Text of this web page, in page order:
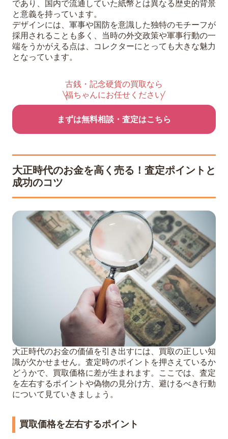
であり、国内で流通していた紙幣とは異なる歴史的背景
と意義を持っています。
デザインには、軍事や国防を意識した独特のモチーフが
採用されることも多く、当時の外交政策や軍事行動の一
端をうかがえる点は、コレクターにとっても大きな魅力
となっています。
古銭・記念硬貨の買取なら
福ちゃんにお任せください
まずは無料相談・査定はこちら
大正時代のお金を高く売る！査定ポイントと
成功のコツ
大正時代のお金の価値を引き出すには、買取の正しい知
識が欠かせません。査定時のポイントを押さえているか
どうかで、買取価格に差が生まれます。ここでは、査定
を左右するポイントや偽物の見分け方、避けるべき行動
について見ていきましょう。
買取価格を左右するポイント